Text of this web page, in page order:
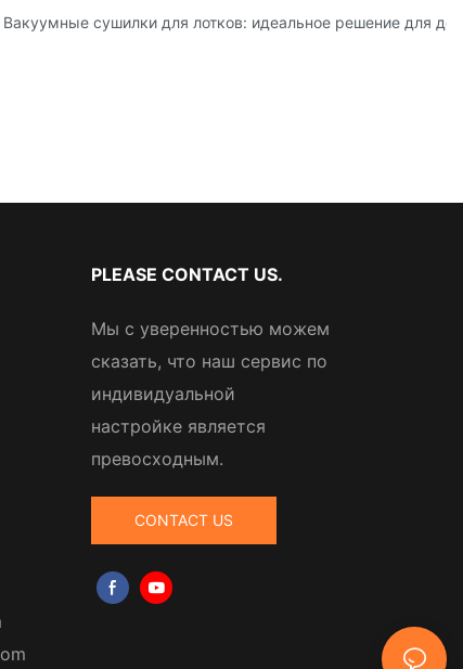
и пищевой промышленности.
Вакуумные сушилки для лотков: идеальное решение для
PLEASE CONTACT US.
Мы с уверенностью можем
сказать, что наш сервис по
индивидуальной
настройке является
превосходным.
CONTACT US